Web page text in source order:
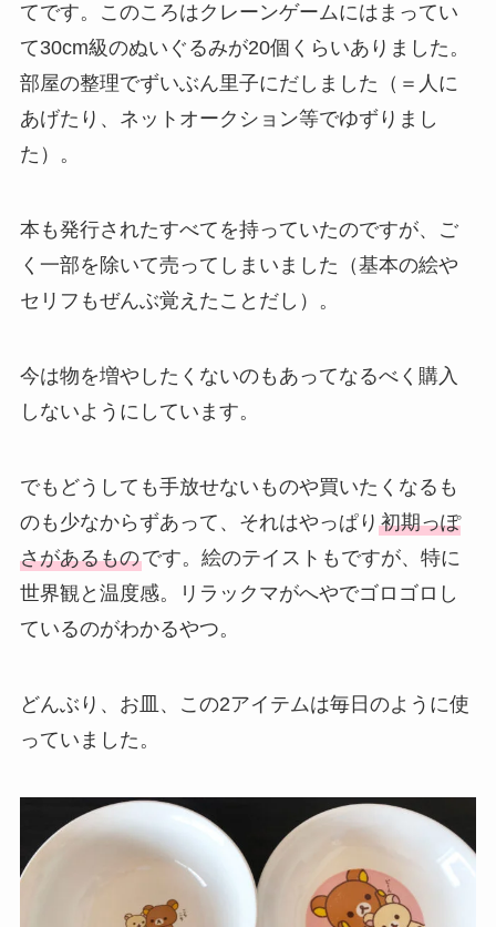
てです。このころはクレーンゲームにはまってい
て30cm級のぬいぐるみが20個くらいありました。
部屋の整理でずいぶん里子にだしました（＝人に
あげたり、ネットオークション等でゆずりまし
た）。
本も発行されたすべてを持っていたのですが、ご
く一部を除いて売ってしまいました（基本の絵や
セリフもぜんぶ覚えたことだし）。
今は物を増やしたくないのもあってなるべく購入
しないようにしています。
でもどうしても手放せないものや買いたくなるも
のも少なからずあって、それはやっぱり 初期っぽ
さがあるものです。絵のテイストもですが、特に
世界観と温度感。リラックマがへやでゴロゴロし
ているのがわかるやつ。
どんぶり、お皿、この2アイテムは毎日のように使
っていました。